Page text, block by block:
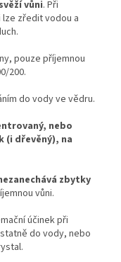
vůni. Při
zředit vodou a
pouze příjemnou
200.
do vody ve vědru.
nebo
(i dřevěný), na
zbytky
vůni.
účinek při
do vody, nebo